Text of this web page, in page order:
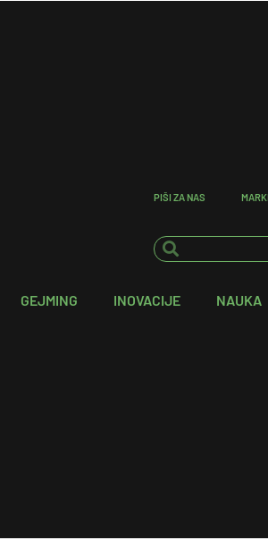
PIŠI ZA NAS
GEJMING INOVACIJE NAUKA